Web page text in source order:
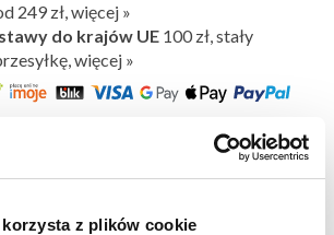
z plików cookie
249 zł, więcej »
do krajów UE 100 zł,stały
więcej »
16:00
SOLVENT to opryskiwacz z serii PRO+